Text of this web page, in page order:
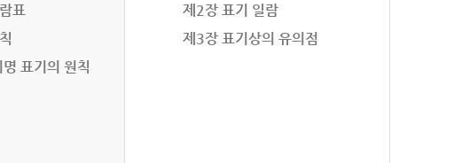
표
표기의 원칙
제2장 표기 일람
제3장 표기상의 유의점